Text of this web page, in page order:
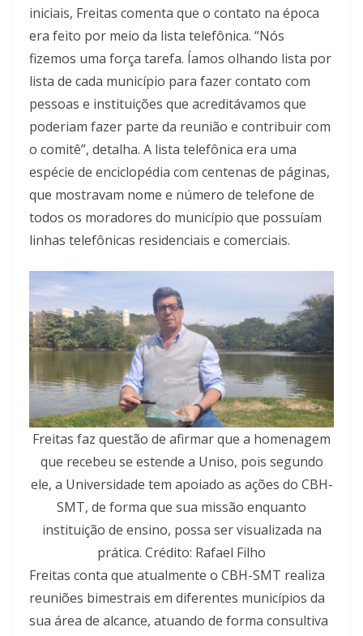
iniciais, Freitas comenta que o contato na época
era feito por meio da lista telefônica. “Nós
fizemos uma força tarefa. Íamos olhando lista por
lista de cada município para fazer contato com
pessoas e instituições que acreditávamos que
poderiam fazer parte da reunião e contribuir com
o comitê”, detalha. A lista telefônica era uma
espécie de enciclopédia com centenas de páginas,
que mostravam nome e número de telefone de
todos os moradores do município que possuíam
linhas telefônicas residenciais e comerciais.
Freitas faz questão de afirmar que a homenagem
que recebeu se estende a Uniso, pois segundo
ele, a Universidade tem apoiado as ações do CBH-
SMT, de forma que sua missão enquanto
instituição de ensino, possa ser visualizada na
prática. Crédito: Rafael Filho
Freitas conta que atualmente o CBH-SMT realiza
reuniões bimestrais em diferentes municípios da
sua área de alcance, atuando de forma consultiva